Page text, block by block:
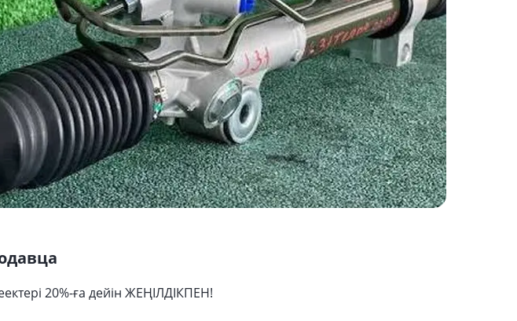
20%-ға дейін ЖЕҢІЛДІКПЕН!